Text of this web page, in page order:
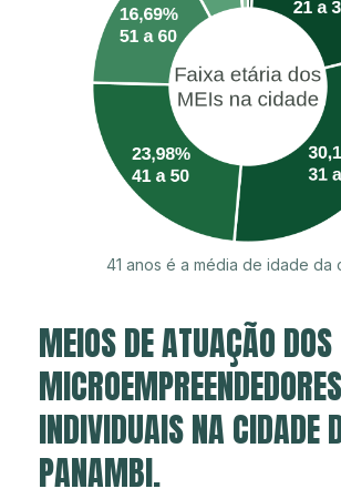
41 anos é a média de idade da
MEIOS DE ATUAÇÃO DOS
MICROEMPREENDEDORES
INDIVIDUAIS NA CIDADE
PANAMBI.